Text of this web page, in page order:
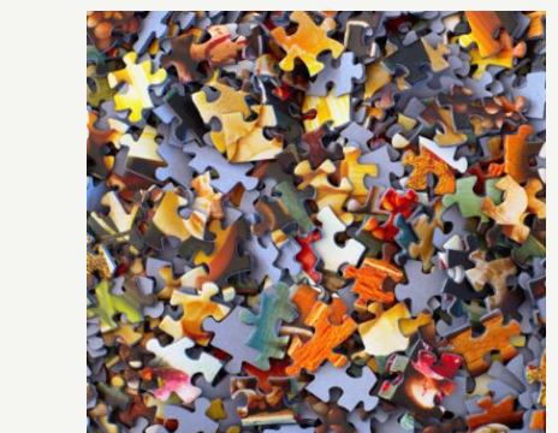
Problemi locali, risposte globali